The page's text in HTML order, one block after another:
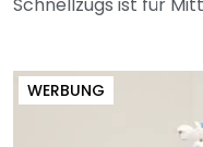
Schnellzugs ist für
WERBUNG